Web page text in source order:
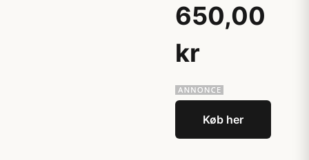
650,00
kr
Køb her